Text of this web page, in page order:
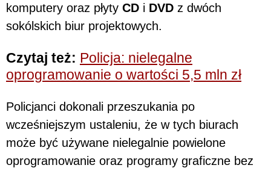
komputery oraz płyty CD i DVD z dwóch
sokólskich biur projektowych.
Czytaj też: Policja: nielegalne
oprogramowanie o wartości 5,5 mln zł
Policjanci dokonali przeszukania po
wcześniejszym ustaleniu, że w tych biurach
może być używane nielegalnie powielone
oprogramowanie oraz programy graficzne bez